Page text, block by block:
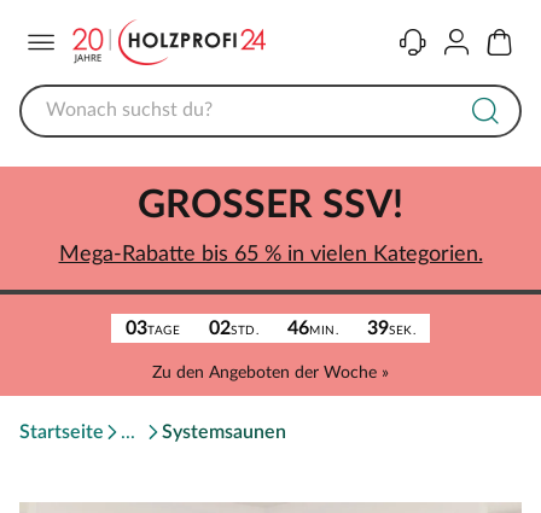
KontaktKonto
03TAGE 02STD. 46MIN. 39SEK.
Zu den Angeboten der Woche »
GROSSER SSV!
Mega-Rabatte bis 65 % in vielen Kategorien.
Startseite Systemsaunen